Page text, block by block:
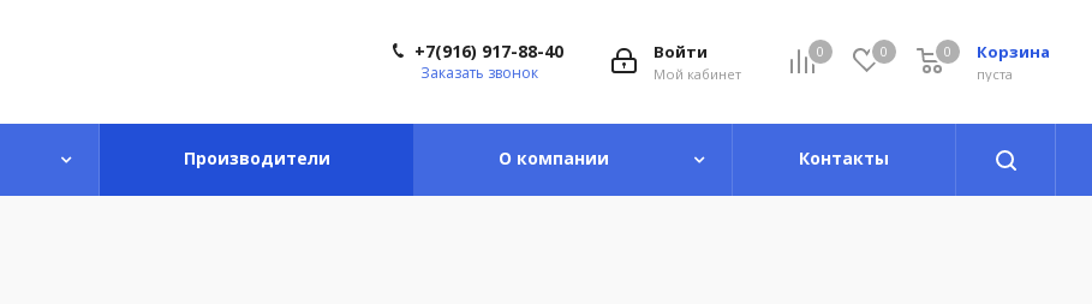
0 0 Корзина
0
пуста
0
Войти
Мой кабинет
+7(916) 917-88-40
Заказать звонок
Производители О компании Контакты